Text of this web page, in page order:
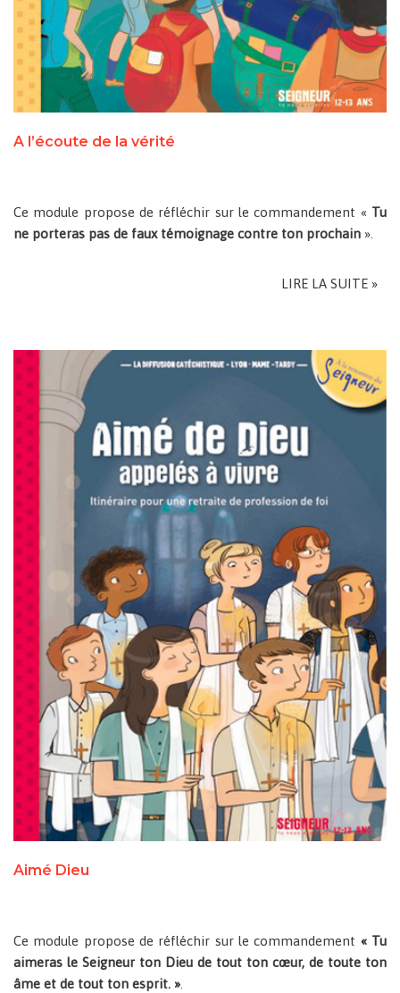
A l’écoute de la vérité
Ce module propose de réfléchir sur le commandement « Tu
ne porteras pas de faux témoignage contre ton prochain ».
LIRE LA SUITE »
Aimé Dieu
Ce module propose de réfléchir sur le commandement « Tu
aimeras le Seigneur ton Dieu de tout ton cœur, de toute ton
âme et de tout ton esprit. »